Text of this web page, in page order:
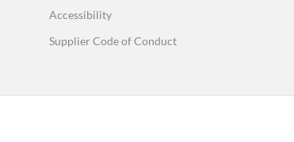
Accessibility
Supplier Code of Conduct